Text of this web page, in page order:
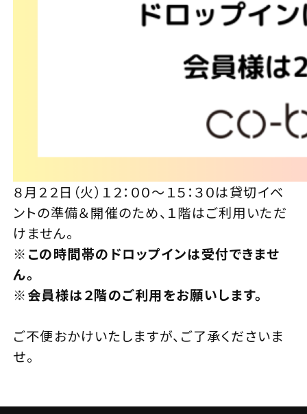
８月２２日（火）１２：００～１５：３０は貸切イベ
ントの準備＆開催のため、１階はご利用いただ
けません。
※この時間帯のドロップインは受付できませ
ん。
※会員様は２階のご利用をお願いします。
ご不便おかけいたしますが、ご了承くださいま
せ。